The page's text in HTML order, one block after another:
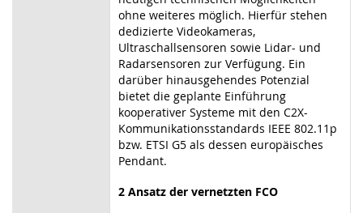
ohne weiteres möglich. Hierfür stehen
dedizierte Videokameras,
Ultraschallsensoren sowie Lidar- und
Radarsensoren zur Verfügung. Ein
darüber hinausgehendes Potenzial
bietet die geplante Einführung
kooperativer Systeme mit den C2X-
Kommunikationsstandards IEEE 802.11p
bzw. ETSI G5 als dessen europäisches
Pendant.
2 Ansatz der vernetzten FCO